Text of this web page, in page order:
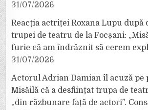
31/07/2026
Reacția actriței Roxana Lupu după
trupei de teatru de la Focșani:
furie că am îndrăznit să cerem
31/07/2026
Actorul Adrian Damian îl acuză
Misăilă că a desființat trupa de
„din răzbunare față de actori”.